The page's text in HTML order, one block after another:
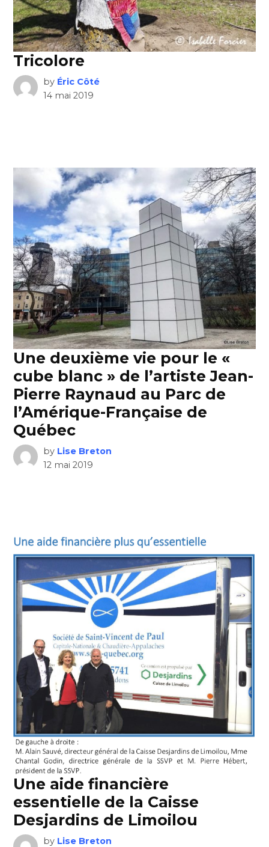
Tricolore
by Éric Côté
14 mai 2019
Une deuxième vie pour le «
cube blanc » de l’artiste Jean-
Pierre Raynaud au Parc de
l’Amérique-Française de
Québec
by Lise Breton
12 mai 2019
Une aide financière
essentielle de la Caisse
Desjardins de Limoilou
by Lise Breton